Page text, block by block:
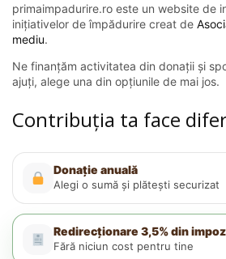
primaimpadurire.ro este un website de
inițiativelor de împădurire creat de
mediu.
Ne finanțăm activitatea din donații și
ajuți, alege una din opțiunile de mai jos.
Contribuția ta face
Donație anuală
Alegi o sumă și plătești securizat
Redirecționare 3,5% din
Fără niciun cost pentru tine